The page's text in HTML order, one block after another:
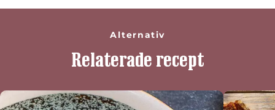
Alternativ
Relaterade recept